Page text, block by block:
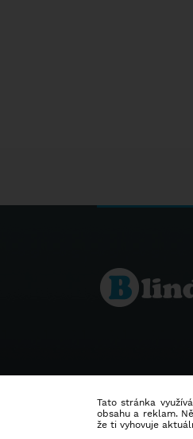
Tato stránka
obsahu a reklam.
že ti vyhovuje